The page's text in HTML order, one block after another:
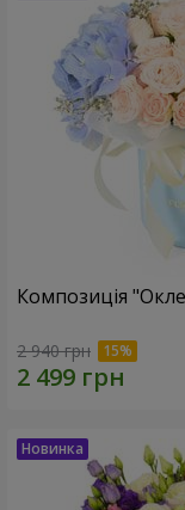
Композиція
2 940 грн